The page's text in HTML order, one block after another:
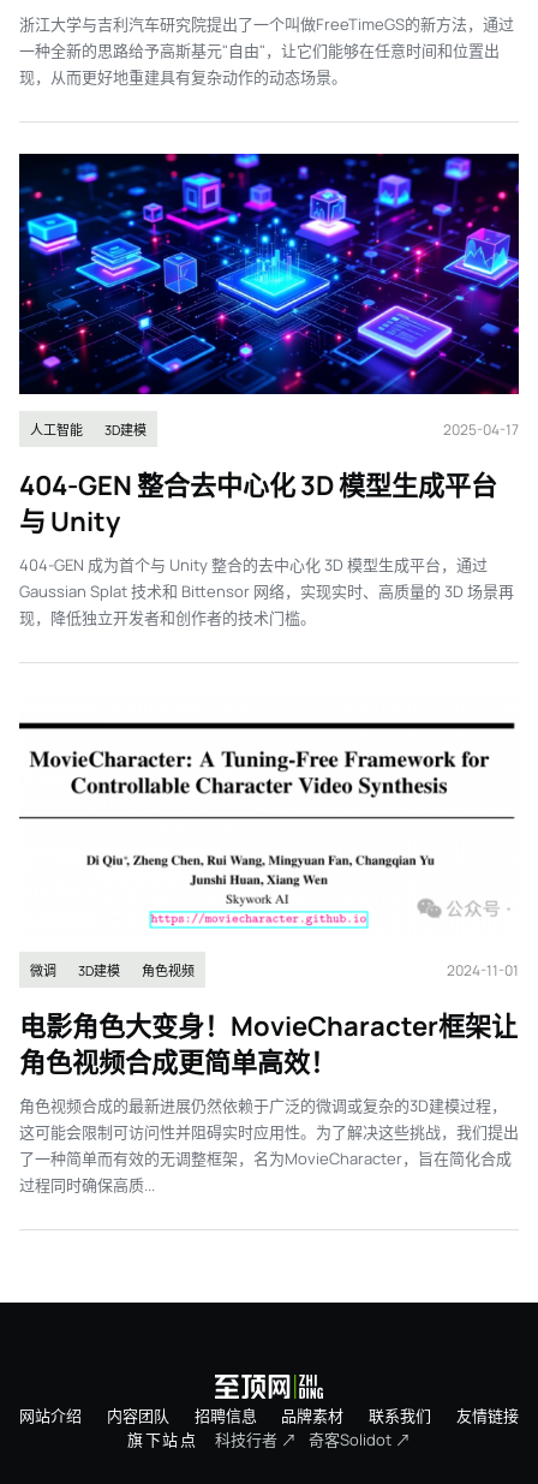
浙江大学与吉利汽车研究院提出了一个叫做FreeTimeGS的新方法，通过
一种全新的思路给予高斯基元"自由"，让它们能够在任意时间和位置出
现，从而更好地重建具有复杂动作的动态场景。
人工智能 3D建模 2025-04-17
404-GEN 整合去中心化 3D 模型生成平台
与 Unity
404-GEN 成为首个与 Unity 整合的去中心化 3D 模型生成平台，通过
Gaussian Splat 技术和 Bittensor 网络，实现实时、高质量的 3D 场景再
现，降低独立开发者和创作者的技术门槛。
微调 3D建模 角色视频 2024-11-01
电影角色大变身！MovieCharacter框架让
角色视频合成更简单高效！
角色视频合成的最新进展仍然依赖于广泛的微调或复杂的3D建模过程，
这可能会限制可访问性并阻碍实时应用性。为了解决这些挑战，我们提出
了一种简单而有效的无调整框架，名为MovieCharacter，旨在简化合成
过程同时确保高质...
网站介绍 内容团队 招聘信息 品牌素材 联系我们
友情链接
旗下站点
科技行者 ↗ 奇客Solidot ↗